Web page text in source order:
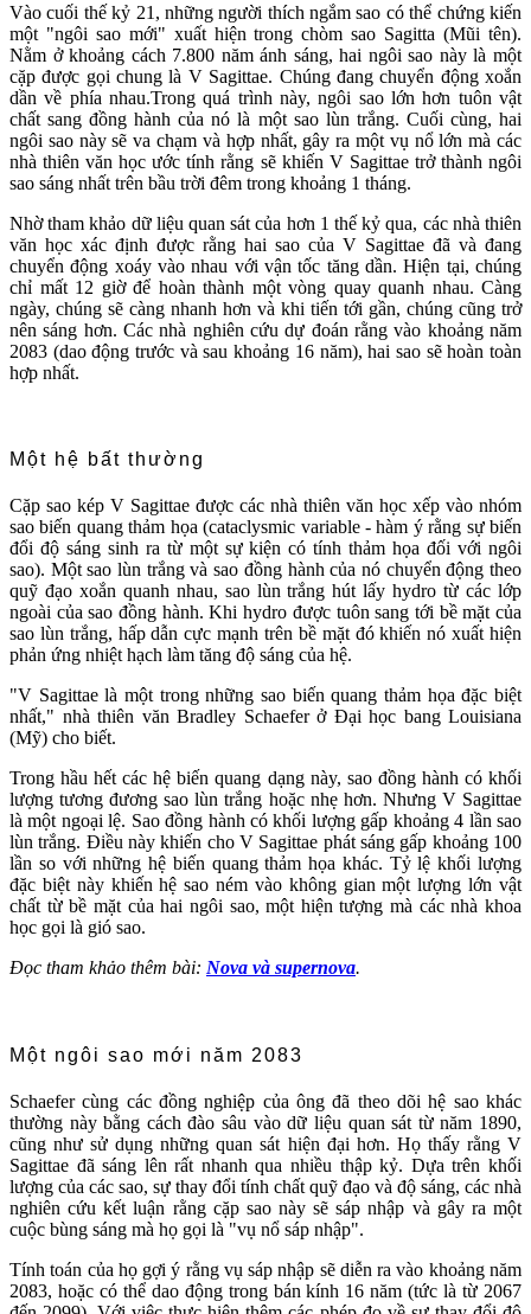
Vào cuối thế kỷ 21, những người thích ngắm sao có thể chứng kiến
một "ngôi sao mới" xuất hiện trong chòm sao Sagitta (Mũi tên).
Nằm ở khoảng cách 7.800 năm ánh sáng, hai ngôi sao này là một
cặp được gọi chung là V Sagittae. Chúng đang chuyển động xoắn
dần về phía nhau.Trong quá trình này, ngôi sao lớn hơn tuôn vật
chất sang đồng hành của nó là một sao lùn trắng. Cuối cùng, hai
ngôi sao này sẽ va chạm và hợp nhất, gây ra một vụ nổ lớn mà các
nhà thiên văn học ước tính rằng sẽ khiến V Sagittae trở thành ngôi
sao sáng nhất trên bầu trời đêm trong khoảng 1 tháng.
Nhờ tham khảo dữ liệu quan sát của hơn 1 thế kỷ qua, các nhà thiên
văn học xác định được rằng hai sao của V Sagittae đã và đang
chuyển động xoáy vào nhau với vận tốc tăng dần. Hiện tại, chúng
chỉ mất 12 giờ để hoàn thành một vòng quay quanh nhau. Càng
ngày, chúng sẽ càng nhanh hơn và khi tiến tới gần, chúng cũng trở
nên sáng hơn. Các nhà nghiên cứu dự đoán rằng vào khoảng năm
2083 (dao động trước và sau khoảng 16 năm), hai sao sẽ hoàn toàn
hợp nhất.
Một hệ bất thường
Cặp sao kép V Sagittae được các nhà thiên văn học xếp vào nhóm
sao biến quang thảm họa (cataclysmic variable - hàm ý rằng sự biến
đổi độ sáng sinh ra từ một sự kiện có tính thảm họa đối với ngôi
sao). Một sao lùn trắng và sao đồng hành của nó chuyển động theo
quỹ đạo xoắn quanh nhau, sao lùn trắng hút lấy hydro từ các lớp
ngoài của sao đồng hành. Khi hydro được tuôn sang tới bề mặt của
sao lùn trắng, hấp dẫn cực mạnh trên bề mặt đó khiến nó xuất hiện
phản ứng nhiệt hạch làm tăng độ sáng của hệ.
"V Sagittae là một trong những sao biến quang thảm họa đặc biệt
nhất," nhà thiên văn Bradley Schaefer ở Đại học bang Louisiana
(Mỹ) cho biết.
Trong hầu hết các hệ biến quang dạng này, sao đồng hành có khối
lượng tương đương sao lùn trắng hoặc nhẹ hơn. Nhưng V Sagittae
là một ngoại lệ. Sao đồng hành có khối lượng gấp khoảng 4 lần sao
lùn trắng. Điều này khiến cho V Sagittae phát sáng gấp khoảng 100
lần so với những hệ biến quang thảm họa khác. Tỷ lệ khối lượng
đặc biệt này khiến hệ sao ném vào không gian một lượng lớn vật
chất từ bề mặt của hai ngôi sao, một hiện tượng mà các nhà khoa
học gọi là gió sao.
Đọc tham khảo thêm bài: Nova và supernova.
Một ngôi sao mới năm 2083
Schaefer cùng các đồng nghiệp của ông đã theo dõi hệ sao khác
thường này bằng cách đào sâu vào dữ liệu quan sát từ năm 1890,
cũng như sử dụng những quan sát hiện đại hơn. Họ thấy rằng V
Sagittae đã sáng lên rất nhanh qua nhiều thập kỷ. Dựa trên khối
lượng của các sao, sự thay đổi tính chất quỹ đạo và độ sáng, các nhà
nghiên cứu kết luận rằng cặp sao này sẽ sáp nhập và gây ra một
cuộc bùng sáng mà họ gọi là "vụ nổ sáp nhập".
Tính toán của họ gợi ý rằng vụ sáp nhập sẽ diễn ra vào khoảng năm
2083, hoặc có thể dao động trong bán kính 16 năm (tức là từ 2067